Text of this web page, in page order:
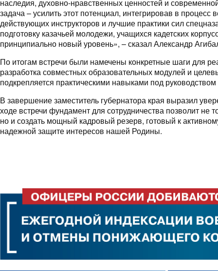
наследия, духовно-нравственных ценностей и
задача – усилить этот потенциал, интегрировав в
действующих инструкторов и лучшие практики сил
подготовку казачьей молодежи, учащихся кадетских
принципиально новый уровень», – сказал Александр
По итогам встречи были намечены конкретные шаги для
разработка совместных образовательных модулей и
подкрепляется практическими навыками под
В завершение заместитель губернатора края выразил
ходе встречи фундамент для сотрудничества позволит не
но и создать мощный кадровый резерв, готовый к
надежной защите интересов нашей Родины.